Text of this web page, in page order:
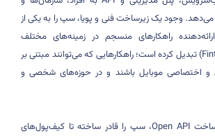
وجود یک زیرساخت فنی و پویا، سپ را به یکی از
راهکارهای منسجم در زمینه‌های مختلف
تبدیل کرده است؛ راهکارهایی که می‌توانند مبتنی بر
و اختصاصی موبایل باشند و در حوزه‌های شخصی و
Open API، سپ را قادر ساخته تا کیف‌پول‌های